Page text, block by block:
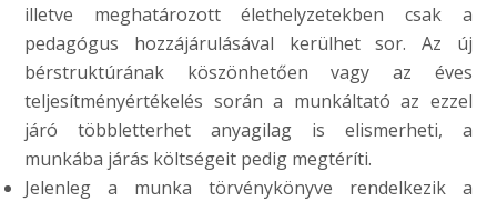
illetve meghatározott élethelyzetekben csak a
pedagógus hozzájárulásával kerülhet sor. Az új
bérstruktúrának köszönhetően vagy az éves
teljesítményértékelés során a munkáltató az ezzel
járó többletterhet anyagilag is elismerheti, a
munkába járás költségeit pedig megtéríti.
Jelenleg a munka törvénykönyve rendelkezik a